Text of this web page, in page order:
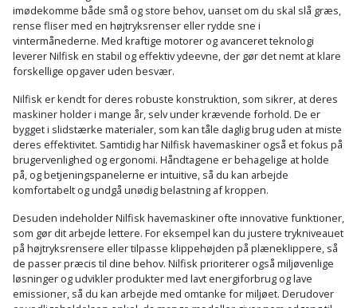
og
lås
Fliseopsætning
Fugemateriale
og
lim
Fugtsikring
Garageport
Gelænder
Gips
Donkraft
Dorn
Fedtpresser
Fil
Fugepistol
skumpistol
Gevindskærer
bænkslibertilbehør
Båndsav
Båndsliber
og
bænksliber
Batteri
Betonsliber
Bindemaskine
Bits
Husvandværk
Kompostkværn
Løvsuger
og
løvblæser
Motorenhed
Motorsav
og
kædesav
Belysning
Beslag
Bilpleje
og
autotilbehør
Brænde
Brændeovn
Brandslukker
Brugskunst
indendørs
Maling
udendørs
Polyfilla
Rengøring
og
afrensning
Spartelmasse
til
væg
og
afløb
Pex
rør
Radiator
Rør
og
fittings
Stålvask
Ventilation
Log
ind
Kvik
kr.
Guides
Gaveideer
imødekomme både små og store behov, uanset om du skal slå græs,
rense fliser med en højtryksrenser eller rydde sne i
vintermånederne. Med kraftige motorer og avanceret teknologi
leverer Nilfisk en stabil og effektiv ydeevne, der gør det nemt at klare
forskellige opgaver uden besvær.
Nilfisk er kendt for deres robuste konstruktion, som sikrer, at deres
maskiner holder i mange år, selv under krævende forhold. De er
bygget i slidstærke materialer, som kan tåle daglig brug uden at miste
deres effektivitet. Samtidig har Nilfisk havemaskiner også et fokus på
brugervenlighed og ergonomi. Håndtagene er behagelige at holde
på, og betjeningspanelerne er intuitive, så du kan arbejde
komfortabelt og undgå unødig belastning af kroppen.
Desuden indeholder Nilfisk havemaskiner ofte innovative funktioner,
som gør dit arbejde lettere. For eksempel kan du justere trykniveauet
på højtryksrensere eller tilpasse klippehøjden på plæneklippere, så
de passer præcis til dine behov. Nilfisk prioriterer også miljøvenlige
løsninger og udvikler produkter med lavt energiforbrug og lave
emissioner, så du kan arbejde med omtanke for miljøet. Derudover